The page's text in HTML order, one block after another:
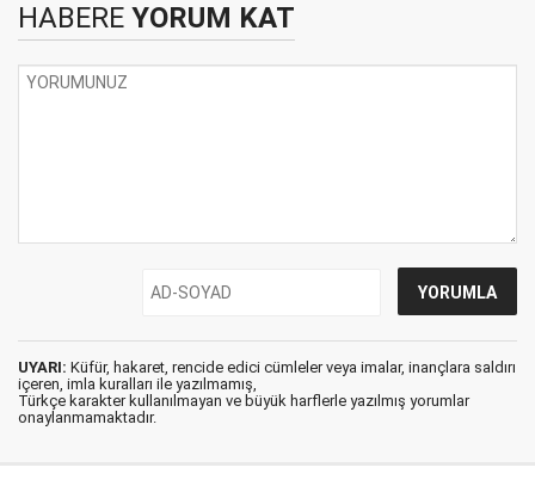
HABERE YORUM KAT
UYARI: Küfür, hakaret, rencide edici cümleler veya imalar, inançlara saldırı
içeren, imla kuralları ile yazılmamış,
Türkçe karakter kullanılmayan ve büyük harflerle yazılmış yorumlar
onaylanmamaktadır.